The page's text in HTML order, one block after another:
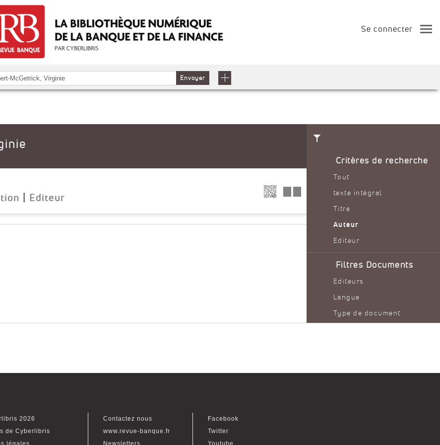
Se connecter
Envoyer
Critères de recherche
Tout
texte intégral
Titre
Auteur
Editeur
Filtres Documents
Editeurs
Langue
Type de document
Editeur
2026
de Cyberlibris
légales
Contactez nous
www.revue-banque.fr
Newsletters
Facebook
Twitter
Youtube